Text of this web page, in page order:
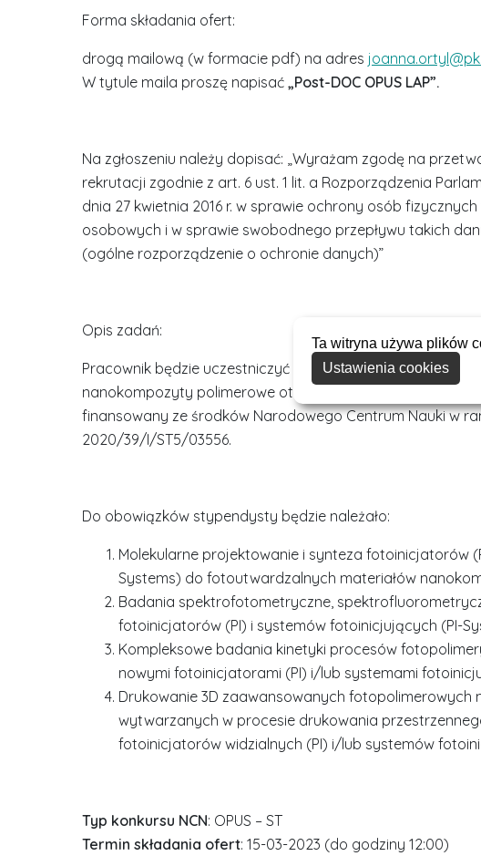
Forma składania ofert:
drogą mailową (w formacie pdf) na adres
W tytule maila proszę napisać „Post-DOC OPUS LAP”.
Na zgłoszeniu należy dopisać: „Wyrażam zgodę na
rekrutacji zgodnie z art. 6 ust. 1 lit. a Rozporządzenia
dnia 27 kwietnia 2016 r. w sprawie ochrony osób
osobowych i w sprawie swobodnego przepływu takich
(ogólne rozporządzenie o ochronie danych)”
Opis zadań:
Pracownik będzie uczestniczyć w realizacji projektu
nanokompozyty polimerowe otrzymywane w
finansowany ze środków Narodowego Centrum Nauki w
2020/39/I/ST5/03556.
Do obowiązków stypendysty będzie należało:
Molekularne projektowanie i synteza fotoinicjatorów
Systems) do fotoutwardzalnych materiałów
Badania spektrofotometryczne,
fotoinicjatorów (PI) i systemów fotoinicjujących (PI-
Kompleksowe badania kinetyki procesów
nowymi fotoinicjatorami (PI) i/lub systemami
Drukowanie 3D zaawansowanych fotopolimerowych
wytwarzanych w procesie drukowania
fotoinicjatorów widzialnych (PI) i/lub systemów
Typ konkursu NCN: OPUS – ST
Termin składania ofert: 15-03-2023 (do godziny 12:00)
Ta witryna używa plików
Ustawienia cookies